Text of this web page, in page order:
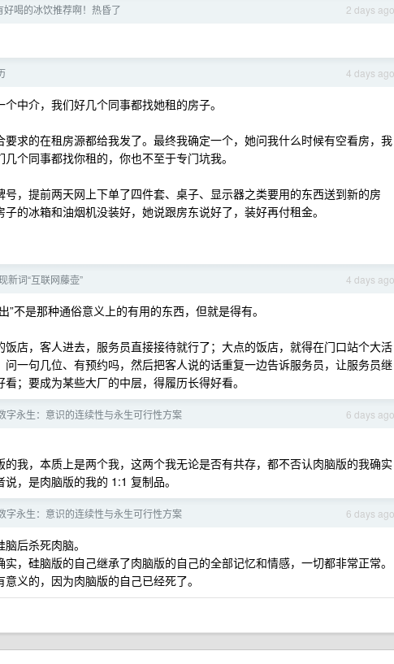
2 days ago
好喝的冰饮推荐啊！热昏了
4 days ago
中介，我们好几个同事都找她租的房子。
求的在租房源都给我发了。最终我确定一个，她问我什么时候有空看房，我
个同事都找你租的，你也不至于专门坑我。
，提前两天网上下单了四件套、桌子、显示器之类要用的东西送到新的房
的冰箱和油烟机没装好，她说跟房东说好了，装好再付租金。
4 days ago
新词“互联网藤壶”
不是那种通俗意义上的有用的东西，但就是得有。
店，客人进去，服务员直接接待就行了；大点的饭店，就得在门口站个大活
一句几位、有预约吗，然后把客人说的话重复一边告诉服务员，让服务员继
；要成为某些大厂的中层，得履历长得好看。
6 days ago
字永生：意识的连续性与永生可行性方案
我，本质上是两个我，这两个我无论是否有共存，都不否认肉脑版的我确实
，是肉脑版的我的 1:1 复制品。
6 days ago
字永生：意识的连续性与永生可行性方案
后杀死肉脑。
，硅脑版的自己继承了肉脑版的自己的全部记忆和情感，一切都非常正常。
义的，因为肉脑版的自己已经死了。